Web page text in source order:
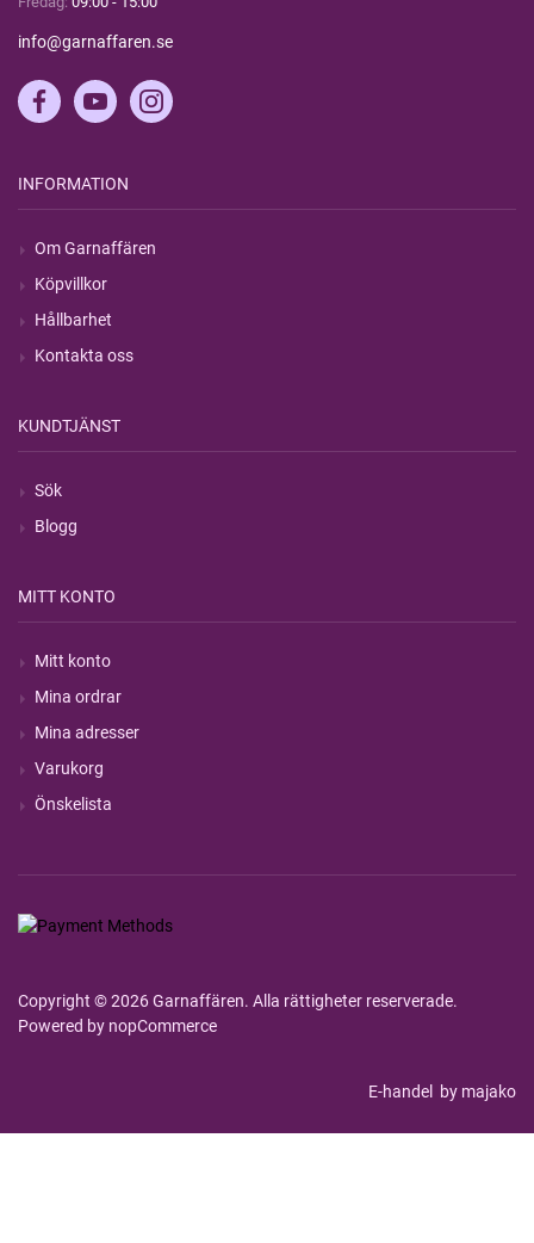
info@garnaffaren.se
INFORMATION
Om Garnaffären
Köpvillkor
Hållbarhet
Kontakta oss
KUNDTJÄNST
Sök
Blogg
MITT KONTO
Mitt konto
Mina ordrar
Mina adresser
Varukorg
Önskelista
Copyright © 2026 Garnaffären. Alla rättigheter reserverade.
Powered by nopCommerce
E-handel by majako